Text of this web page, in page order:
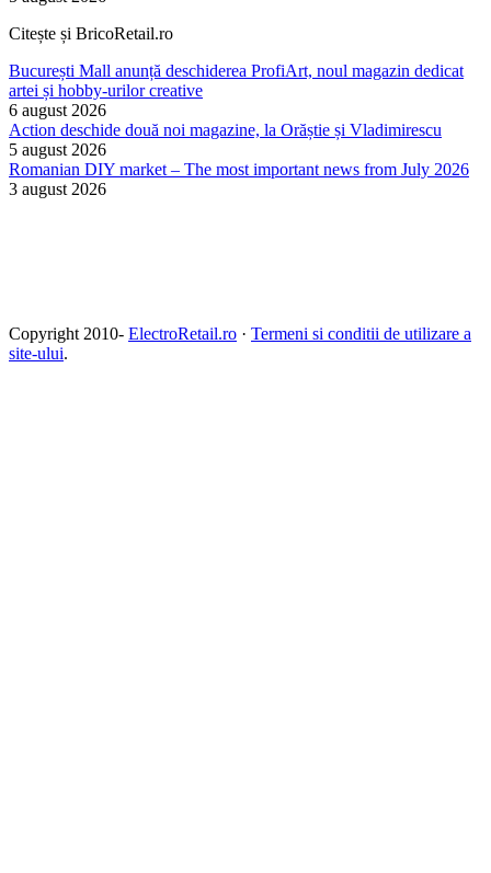
Citește și BricoRetail.ro
București Mall anunță deschiderea ProfiArt, noul magazin dedicat
artei și hobby-urilor creative
6 august 2026
Action deschide două noi magazine, la Orăștie și Vladimirescu
5 august 2026
Romanian DIY market – The most important news from July 2026
3 august 2026
Copyright 2010- ElectroRetail.ro · Termeni si conditii de utilizare a
site-ului.